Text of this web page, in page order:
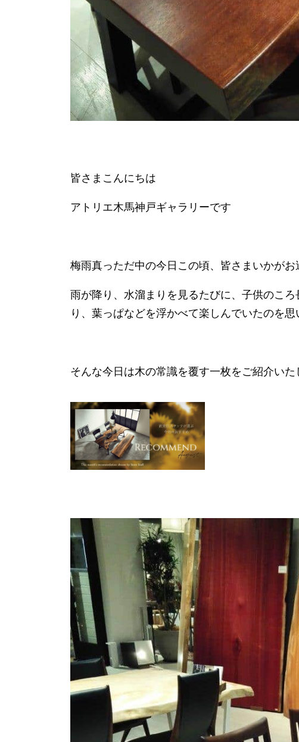
皆さまこんにちは
アトリエ木馬神戸ギャラリーです
梅雨真っただ中の今日この頃、皆さまいかがお
雨が降り、水溜まりを見るたびに、子供のこ
り、葉っぱなどを浮かべて楽しんでいたのを思
そんな今日は木の常識を覆す一枚をご紹介いた